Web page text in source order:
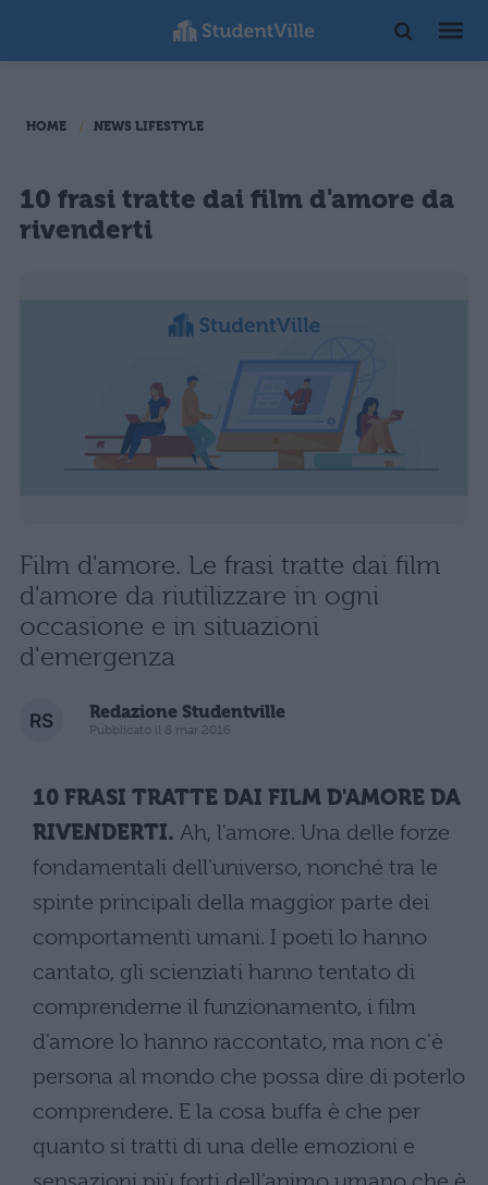
HOME NEWS LIFESTYLE
10 frasi tratte dai film d'amore da
rivenderti
Film d'amore. Le frasi tratte dai film
d'amore da riutilizzare in ogni
occasione e in situazioni
d'emergenza
Redazione Studentville
Pubblicato il 8 mar 2016
10 FRASI TRATTE DAI FILM D'AMORE DA
RIVENDERTI. Ah, l'amore. Una delle forze
fondamentali dell'universo, nonché tra le
spinte principali della maggior parte dei
comportamenti umani. I poeti lo hanno
cantato, gli scienziati hanno tentato di
comprenderne il funzionamento, i film
d'amore lo hanno raccontato, ma non c'è
persona al mondo che possa dire di poterlo
comprendere. E la cosa buffa è che per
quanto si tratti di una delle emozioni e